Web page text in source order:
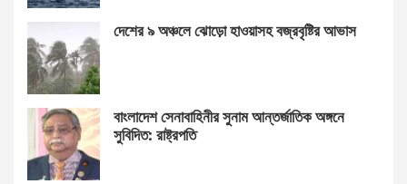
দেশের ৯ অঞ্চলে ঝোড়ো হাওয়াসহ বজ্রবৃষ্টির আভাস
বাংলাদেশ সেনাবাহিনীর সুনাম আন্তর্জাতিক অঙ্গনে
সুবিদিত: রাষ্ট্রপতি